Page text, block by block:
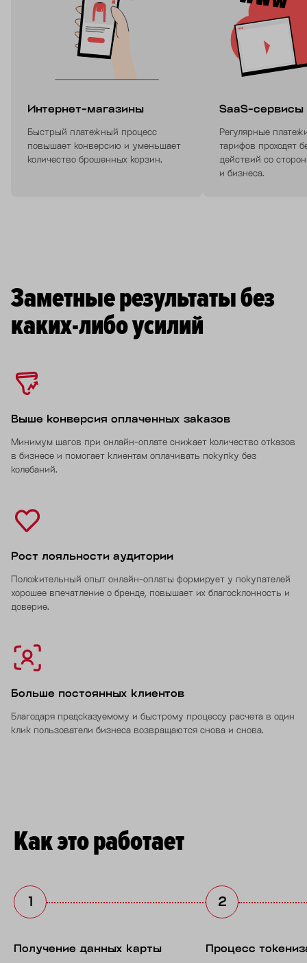
Интернет-магазины
Быстрый платежный процесс
повышает конверсию и уменьшает
количество брошенных корзин.
SaaS-сервисы
Регулярные
тарифов проходят
действий со
и бизнеса.
Заметные результаты без
каких-либо усилий
Выше конверсия оплаченных заказов
Минимум шагов при онлайн-оплате снижает количество отказов
в бизнесе и помогает клиентам оплачивать покупку без
колебаний.
Рост лояльности аудитории
Положительный опыт онлайн-оплаты формирует у покупателей
хорошее впечатление о бренде, повышает их благосклонность и
доверие.
Больше постоянных клиентов
Благодаря предсказуемому и быстрому процессу расчета в один
клик пользователи бизнеса возвращаются снова и снова.
Как это работает
Получение данных карты Процесс